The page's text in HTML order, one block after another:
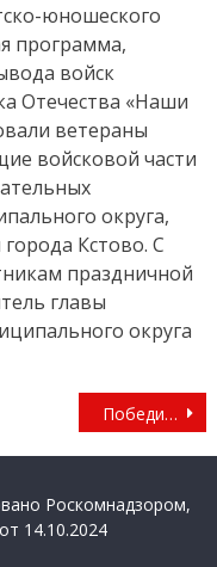
юношеского
программа,
войск
Отечества «Наши
ветераны
войсковой части
округа,
Кстово. С
праздничной
главы
округа
Победитель ЭДКР
Роскомнадзором,
14.10.2024